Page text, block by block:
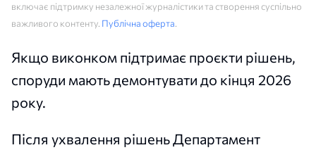
включає підтримку незалежної журналістики та створення суспільно
важливого контенту. Публічна оферта.
Якщо виконком підтримає проєкти рішень,
споруди мають демонтувати до кінця 2026
року.
Після ухвалення рішень Департамент